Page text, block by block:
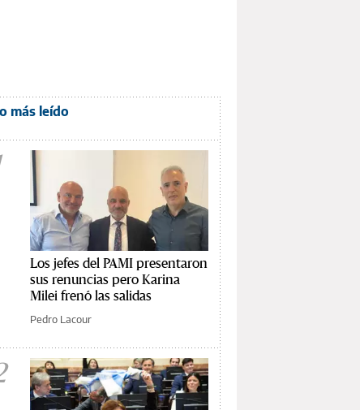
más leído
Los jefes del PAMI presentaron
sus renuncias pero Karina
Milei frenó las salidas
Pedro Lacour